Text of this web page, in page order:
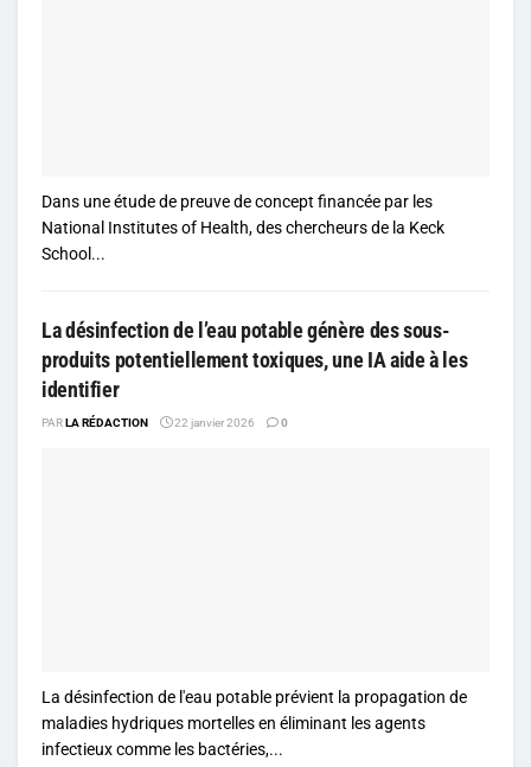
Dans une étude de preuve de concept financée par les
National Institutes of Health, des chercheurs de la Keck
School...
La désinfection de l’eau potable génère des sous-
produits potentiellement toxiques, une IA aide à les
identifier
PARLA RÉDACTION 22 janvier 2026 0
La désinfection de l'eau potable prévient la propagation de
maladies hydriques mortelles en éliminant les agents
infectieux comme les bactéries,...